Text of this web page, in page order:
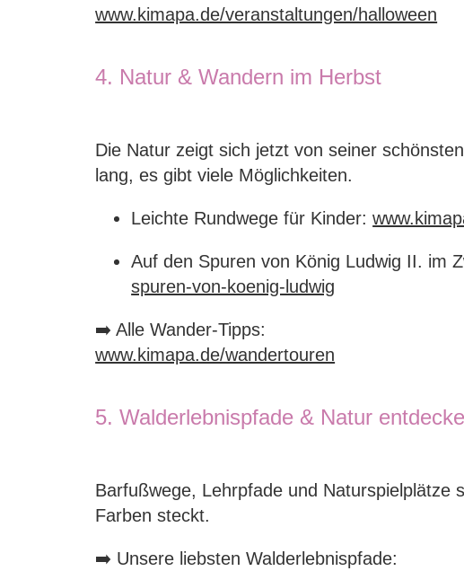
www.kimapa.de/veranstaltungen/halloween
4. Natur & Wandern im Herbst
Die Natur zeigt sich jetzt von seiner
lang, es gibt viele Möglichkeiten.
Leichte Rundwege für Kinder:
Auf den Spuren von König Ludwig II. im
spuren-von-koenig-ludwig
➡️ Alle Wander-Tipps:
www.kimapa.de/wandertouren
5. Walderlebnispfade & Natur
Barfußwege, Lehrpfade und Naturspielplätze
Farben steckt.
➡️ Unsere liebsten Walderlebnispfade: